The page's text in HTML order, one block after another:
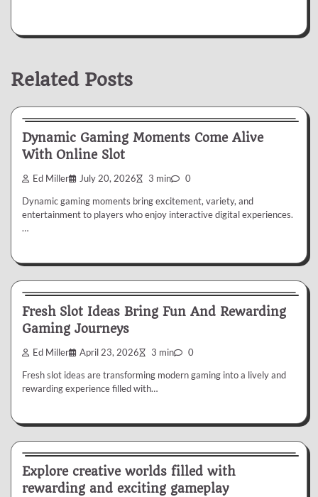
Related Posts
Slot
Dynamic Gaming Moments Come Alive
With Online Slot
Ed Miller July 20, 2026 3 min 0
Dynamic gaming moments bring excitement, variety, and
entertainment to players who enjoy interactive digital experiences.
…
Slot
Fresh Slot Ideas Bring Fun And Rewarding
Gaming Journeys
Ed Miller April 23, 2026 3 min 0
Fresh slot ideas are transforming modern gaming into a lively and
rewarding experience filled with…
Slot
Explore creative worlds filled with
rewarding and exciting gameplay